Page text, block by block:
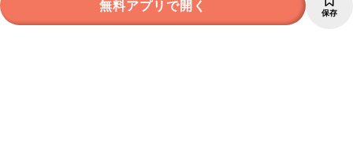
無料アプリで開く 保存